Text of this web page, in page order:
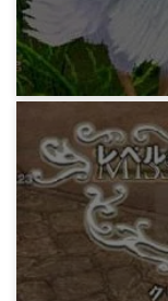
みどりの労働